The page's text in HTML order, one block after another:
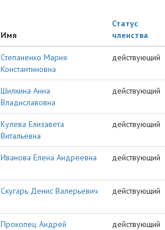
Имя
Статус
членства
Степаненко Мария
Константиновна
действующий
Шилкина Анна
Владиславовна
действующий
Кулева Елизавета
Витальевна
действующий
Иванова Елена Андреевна действующий
Скугарь Денис Валерьевич действующий
Прокопец Андрей
действующий